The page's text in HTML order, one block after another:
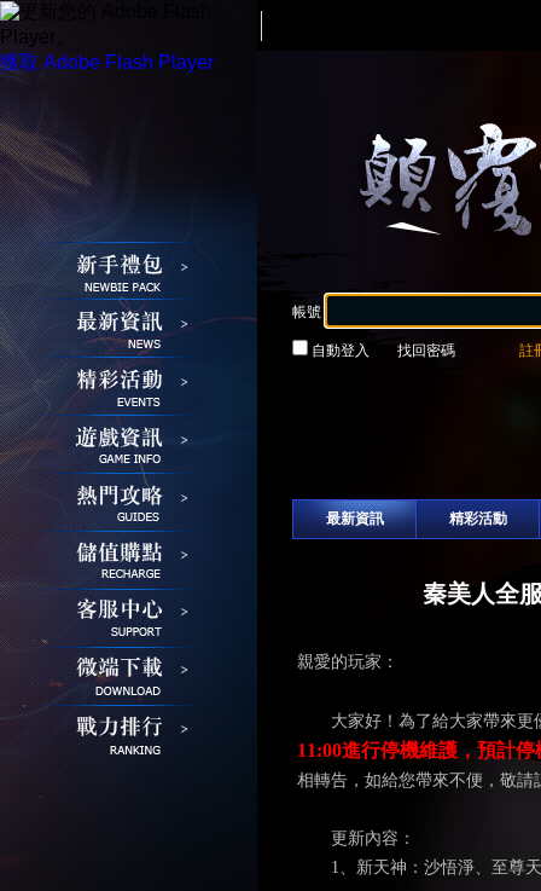
請更新您的 Adobe Flash
Player。
獲取 Adobe Flash Player
帳號
自動登入 找回密碼 註
入
遊戲
最新資訊 精彩活動
秦美人全
親愛的玩家：
大家好！為了給大家帶來更
11:00進行停機維護，預計停
相轉告，如給您帶來不便，敬請
更新內容：
1、新天神：沙悟淨、至尊